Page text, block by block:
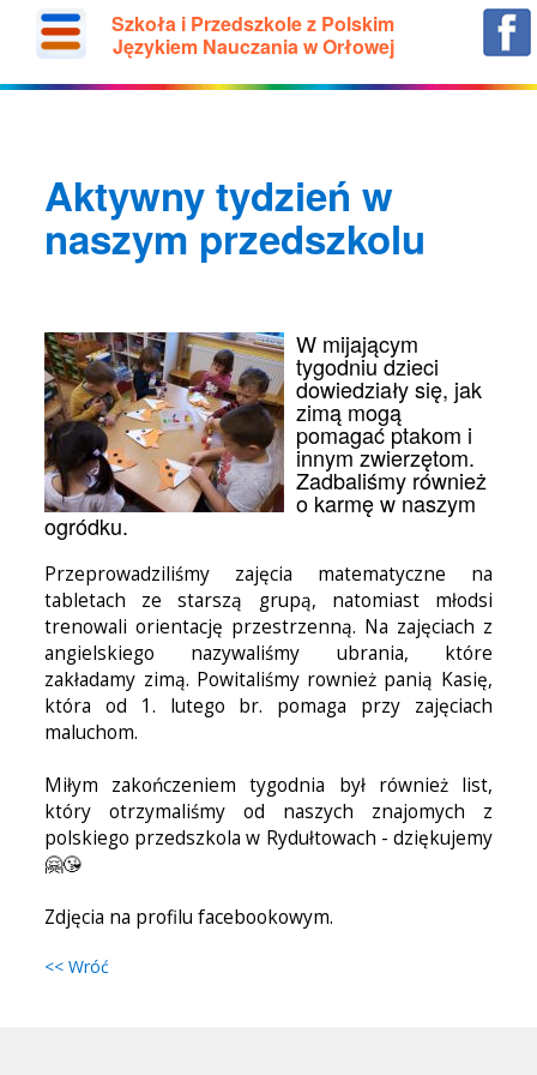
Szkoła i Przedszkole z Polskim
Językiem Nauczania w Orłowej
Aktywny tydzień w
naszym przedszkolu
W mijającym
tygodniu dzieci
dowiedziały się, jak
zimą mogą
pomagać ptakom i
innym zwierzętom.
Zadbaliśmy również
o karmę w naszym
ogródku.
Przeprowadziliśmy zajęcia matematyczne na
tabletach ze starszą grupą, natomiast młodsi
trenowali orientację przestrzenną. Na zajęciach z
angielskiego nazywaliśmy ubrania, które
zakładamy zimą. Powitaliśmy rownież panią Kasię,
która od 1. lutego br. pomaga przy zajęciach
maluchom.
Miłym zakończeniem tygodnia był również list,
który otrzymaliśmy od naszych znajomych z
polskiego przedszkola w Rydułtowach - dziękujemy
🤗😘
Zdjęcia na profilu facebookowym.
<< Wróć